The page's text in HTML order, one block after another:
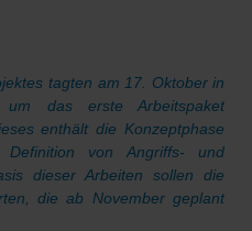
tagten am 17. Oktober in
um das erste Arbeitspaket
enthält die Konzeptphase
von Angriffs- und
dieser Arbeiten sollen die
die ab November geplant